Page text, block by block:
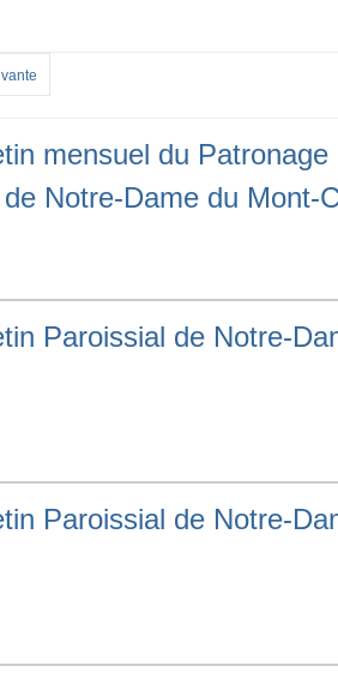
mensuel du Patronage
Notre-Dame du Mont-
Paroissial de Notre-
Paroissial de Notre-